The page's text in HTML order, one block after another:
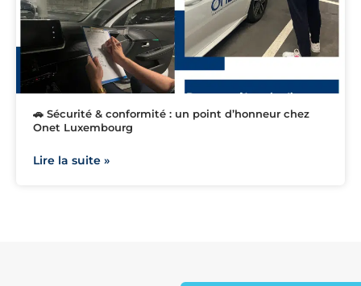
🚗 Sécurité & conformité : un point d’honneur chez
Onet Luxembourg
Lire la suite »